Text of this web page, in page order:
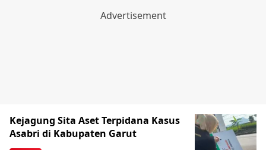
Kejagung Sita Aset Terpidana Kasus
Asabri di Kabupaten Garut